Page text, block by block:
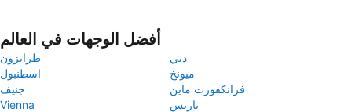
أفضل الوجهات في العالم
طرابزون
دبي
اسطنبول
ميونخ
جنيف
فرانكفورت ماين
Vienna
باريس